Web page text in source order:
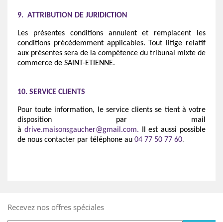
9. ATTRIBUTION DE JURIDICTION
Les présentes conditions annulent et remplacent les
conditions précédemment applicables. Tout litige relatif
aux présentes sera de la compétence du tribunal mixte de
commerce de SAINT-ETIENNE.
10. SERVICE CLIENTS
Pour toute information, le service clients se tient à votre
disposition par mail
à drive.maisonsgaucher@gmail.com.
Il est aussi possible
de nous contacter par téléphone au 04 77 50 77 60.
Recevez nos offres spéciales